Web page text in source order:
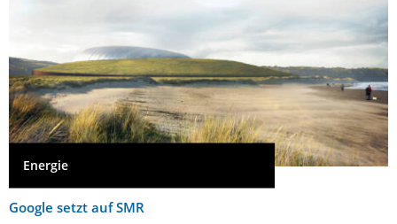
Energie
Google setzt auf SMR